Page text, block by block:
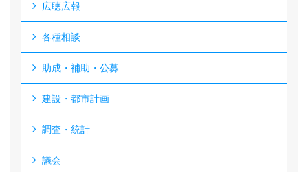
広聴広報
各種相談
助成・補助・公募
建設・都市計画
調査・統計
議会